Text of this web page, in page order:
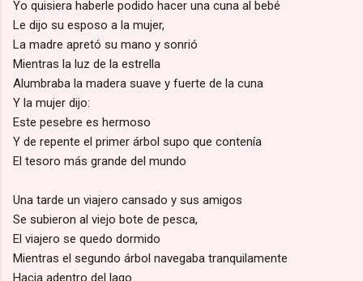
Yo quisiera haberle podido hacer una cuna al bebé
Le dijo su esposo a la mujer,
La madre apretó su mano y sonrió
Mientras la luz de la estrella
Alumbraba la madera suave y fuerte de la cuna
Y la mujer dijo:
Este pesebre es hermoso
Y de repente el primer árbol supo que contenía
El tesoro más grande del mundo
Una tarde un viajero cansado y sus amigos
Se subieron al viejo bote de pesca,
El viajero se quedo dormido
Mientras el segundo árbol navegaba tranquilamente
Hacia adentro del lago